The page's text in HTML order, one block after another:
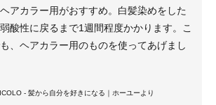
アカラー用がおすすめ。白髪染めをした
酸性に戻るまで1週間程度かかります。こ
、ヘアカラー用のものを使ってあげまし
- 髪から自分を好きになる｜ホーユーより